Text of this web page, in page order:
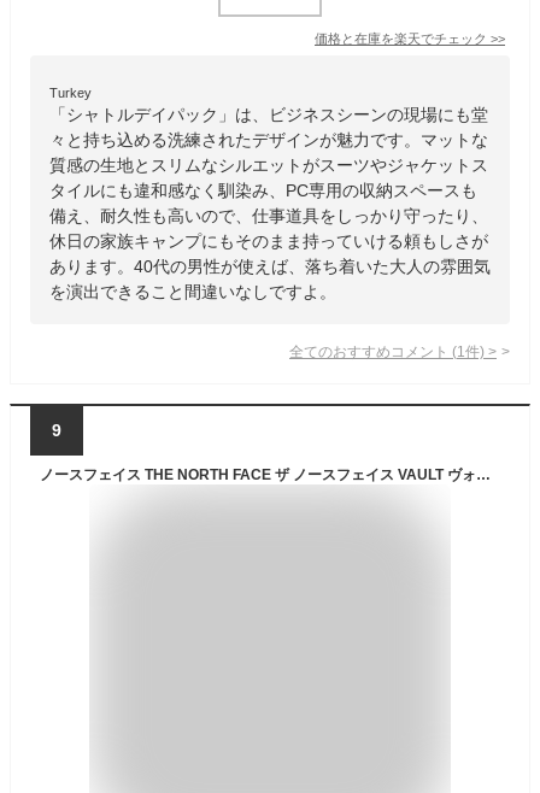
価格と在庫を楽天でチェック >>
Turkey
「シャトルデイパック」は、ビジネスシーンの現場にも堂
々と持ち込める洗練されたデザインが魅力です。マットな
質感の生地とスリムなシルエットがスーツやジャケットス
タイルにも違和感なく馴染み、PC専用の収納スペースも
備え、耐久性も高いので、仕事道具をしっかり守ったり、
休日の家族キャンプにもそのまま持っていける頼もしさが
あります。40代の男性が使えば、落ち着いた大人の雰囲気
を演出できること間違いなしですよ。
全てのおすすめコメント (1 件) >
9
ノースフェイス THE NORTH FACE ザ ノースフェイス VAULT ヴォルト バックパック NF0A3VY2JK NF0A3VY2-4H0 THE NORTH FACE ノースフェイス メンズ レディース ag-906800 ブランド